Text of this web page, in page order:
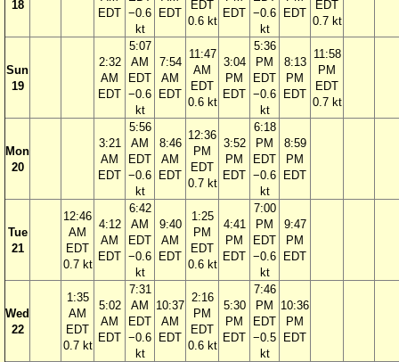
18
EDT −0.6
kt
EDT
EDT
0.6 kt
EDT −0.6
kt
EDT
EDT
0.7 kt
Sun
19
2:32
AM
EDT
5:07
AM
EDT
−0.6
kt
7:54
AM
EDT
11:47
AM
EDT
0.6 kt
3:04
PM
EDT
5:36
PM
EDT
−0.6
kt
8:13
PM
EDT
11:58
PM
EDT
0.7 kt
Mon
20
3:21
AM
EDT
5:56
AM
EDT
−0.6
kt
8:46
AM
EDT
12:36
PM
EDT
0.7 kt
3:52
PM
EDT
6:18
PM
EDT
−0.6
kt
8:59
PM
EDT
Tue
21
12:46
AM
EDT
0.7 kt
4:12
AM
EDT
6:42
AM
EDT
−0.6
kt
9:40
AM
EDT
1:25
PM
EDT
0.6 kt
4:41
PM
EDT
7:00
PM
EDT
−0.6
kt
9:47
PM
EDT
Wed
22
1:35
AM
EDT
0.7 kt
5:02
AM
EDT
7:31
AM
EDT
−0.6
kt
10:37
AM
EDT
2:16
PM
EDT
0.6 kt
5:30
PM
EDT
7:46
PM
EDT
−0.5
kt
10:36
PM
EDT